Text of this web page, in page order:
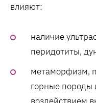
влияют:
наличие
перидотиты,
метаморфизм,
горные породы